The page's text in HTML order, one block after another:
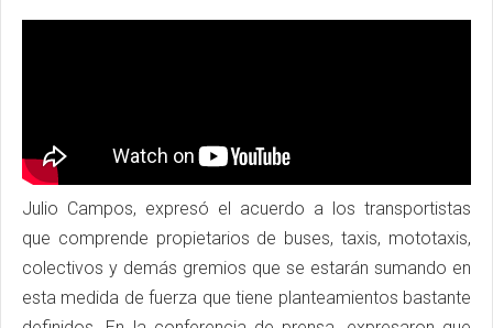
Julio Campos, expresó el acuerdo a los transportistas
que comprende propietarios de buses, taxis, mototaxis,
colectivos y demás gremios que se estarán sumando en
esta medida de fuerza que tiene planteamientos bastante